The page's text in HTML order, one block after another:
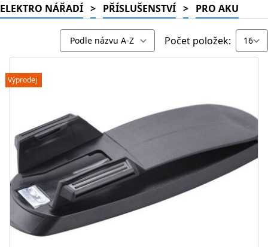
ELEKTRO NÁŘADÍ > PŘÍSLUŠENSTVÍ > PRO AKU
Počet položek:
Výprodej